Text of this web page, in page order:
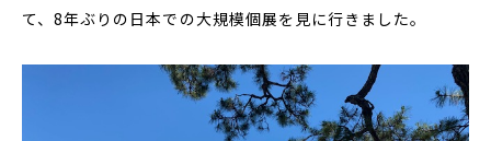
て、8年ぶりの日本での大規模個展を見に行きました。